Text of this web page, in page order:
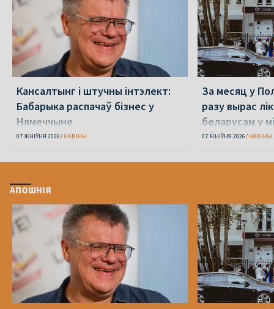
Кансалтынг і штучны інтэлект:
Бабарыка распачаў бізнес у
Нямеччыне
07 ЖНІЎНЯ 2026 НАВІНЫ
За месяц у
разу вырас
беларусам у
абароне
07 ЖНІЎНЯ 2026 НАВІНЫ
АПОШНІЯ